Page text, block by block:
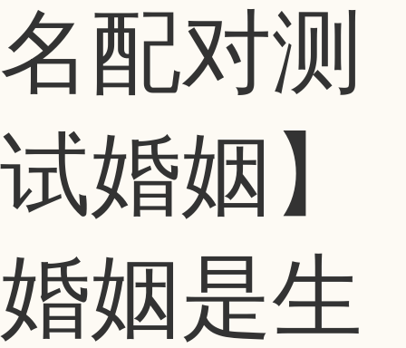
名配对测
试婚姻】
婚姻是生